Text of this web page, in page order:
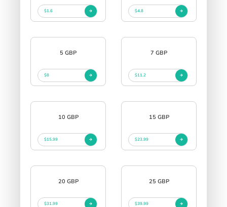
$1.6 $4.8
5 GBP
$8
7 GBP
$11.2
10 GBP
$15.99
15 GBP
$23.99
20 GBP
$31.99
25 GBP
$39.99